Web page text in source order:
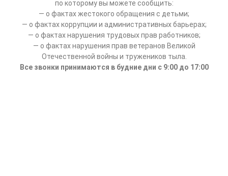
по которому вы можете сообщить:
— о фактах жестокого обращения с детьми;
— о фактах коррупции и административных барьерах;
— о фактах нарушения трудовых прав работников;
— о фактах нарушения прав ветеранов Великой
Отечественной войны и тружеников тыла.
Все звонки принимаются в будние дни с 9:00 до 17:00